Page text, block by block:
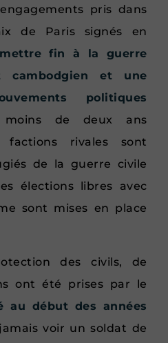
pris dans
de Paris signés en
mettre fin à la guerre
cambodgien et une
politiques
de deux ans
factions rivales sont
de la guerre civile
élections libres avec
sont mises en place
des civils, de
ont été prises par le
au début des années
voir un soldat de